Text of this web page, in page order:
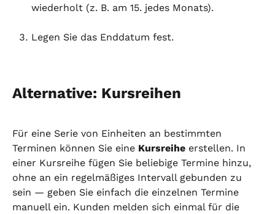
wiederholt (z. B. am 15. jedes Monats).
Legen Sie das Enddatum fest.
Alternative: Kursreihen
Für eine Serie von Einheiten an bestimmten
Terminen können Sie eine Kursreihe erstellen. In
einer Kursreihe fügen Sie beliebige Termine hinzu,
ohne an ein regelmäßiges Intervall gebunden zu
sein — geben Sie einfach die einzelnen Termine
manuell ein. Kunden melden sich einmal für die